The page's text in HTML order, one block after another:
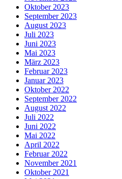
Oktober 2023
September 2023
August 2023
Juli 2023
Juni 2023
Mai 2023
März 2023
Februar 2023
Januar 2023
Oktober 2022
September 2022
August 2022
Juli 2022
Juni 2022
Mai 2022
April 2022
Februar 2022
November 2021
Oktober 2021